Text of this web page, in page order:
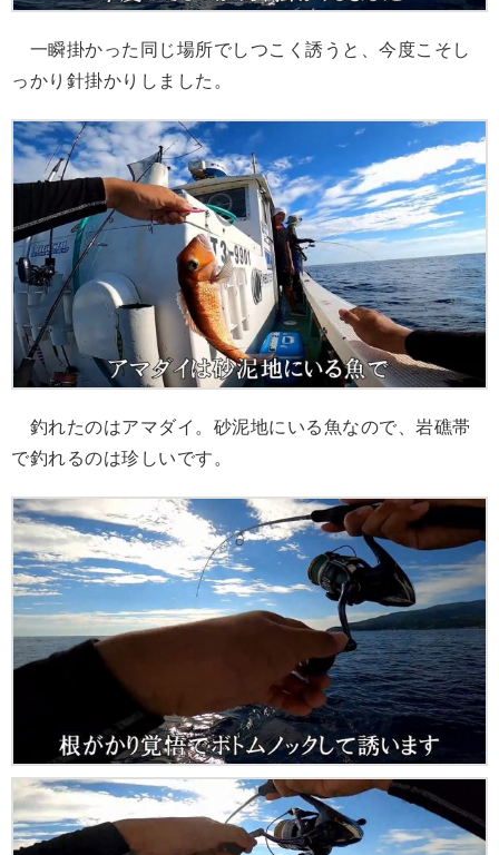
一瞬掛かった同じ場所でしつこく誘うと、今度こそし
っかり針掛かりしました。
釣れたのはアマダイ。砂泥地にいる魚なので、岩礁帯
で釣れるのは珍しいです。